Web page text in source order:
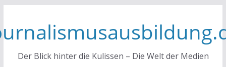
springen
Der Blick hinter die Kulissen – Die Welt der Medien